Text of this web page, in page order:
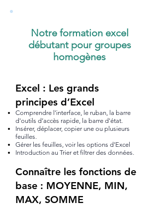
Notre formation excel
débutant pour groupes
homogènes
Excel : Les grands
principes d’Excel
Comprendre l’interface, le ruban, la barre
d'outils d’accès rapide, la barre d'état.
Insérer, déplacer, copier une ou plusieurs
feuilles.
Gérer les feuilles, voir les options d’Excel
Introduction au Trier et filtrer des données.
Connaître les fonctions de
base : MOYENNE, MIN,
MAX, SOMME